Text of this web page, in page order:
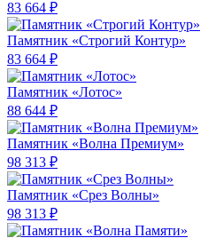
83 664 ₽
Памятник «Строгий Контур»
83 664 ₽
Памятник «Лотос»
88 644 ₽
Памятник «Волна Премиум»
98 313 ₽
Памятник «Срез Волны»
98 313 ₽